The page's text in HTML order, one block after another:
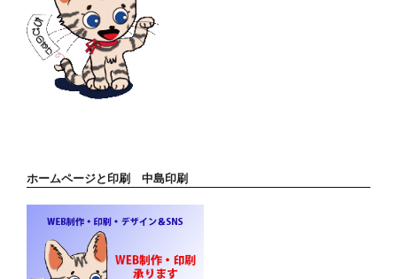
ホームページと印刷 中島印刷